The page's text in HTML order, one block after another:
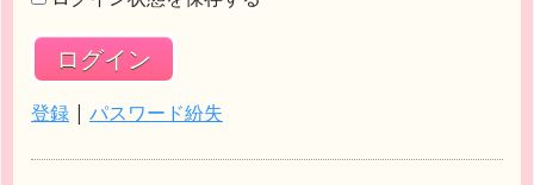
登録 | パスワード紛失